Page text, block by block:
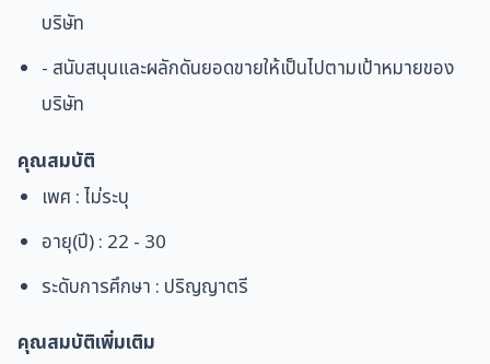
บริษัท
- สนับสนุนและผลักดันยอดขายให้เป็นไปตามเป้าหมายของ
บริษัท
คุณสมบัติ
เพศ : ไม่ระบุ
อายุ(ปี) : 22 - 30
ระดับการศึกษา : ปริญญาตรี
คุณสมบัติเพิ่มเติม